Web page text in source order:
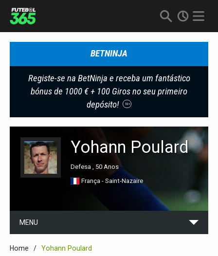
BETNINJA
Registe-se na BetNinja e receba um fantástico
bónus de 1000 € + 100 Giros no seu primeiro
depósito!
18+
Yohann Poulard
Defesa , 50 Anos
França - Saint-Nazaire
MENU
Home Yohann Poulard